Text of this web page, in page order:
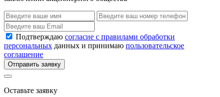
Подтверждаю согласие с правилами обработки
персональных данных и принимаю пользовательское
соглашение
Отправить заявку
Оставьте заявку